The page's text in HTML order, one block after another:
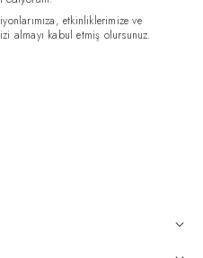
etkinliklerimize ve
almayı kabul etmiş olursunuz.